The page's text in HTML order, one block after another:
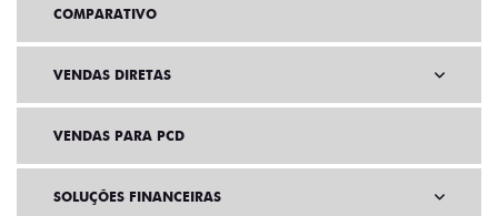
COMPARATIVO
VENDAS DIRETAS
VENDAS PARA PCD
SOLUÇÕES FINANCEIRAS